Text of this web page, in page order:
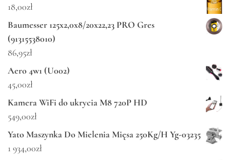
18,00zł
Baumesser 125x2,0x8/20x22,23 PRO Gres
(91315538010)
86,95zł
Aero 4w1 (U002)
45,00zł
Kamera WiFi do ukrycia M8 720P HD
549,00zł
Yato Maszynka Do Mielenia Mięsa 250Kg/H Yg-03235
1 934,00zł